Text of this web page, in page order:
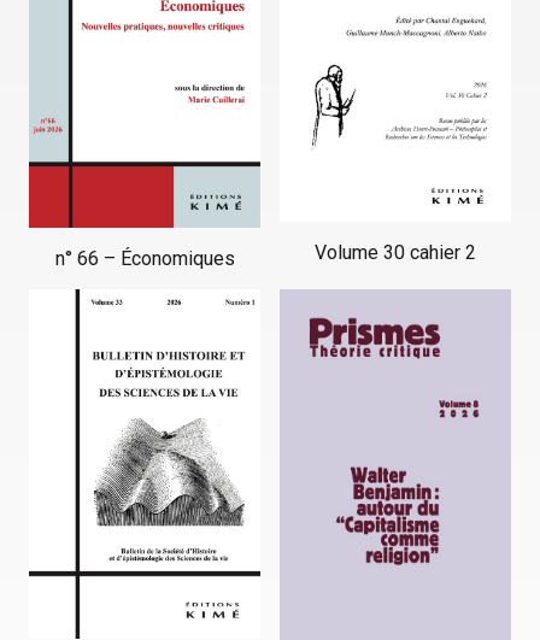
n° 66 – Économiques Volume 30 cahier 2